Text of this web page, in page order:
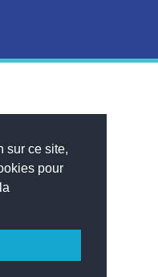
sur ce site,
pour